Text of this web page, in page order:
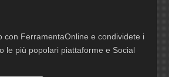
con FerramentaOnline e condividete i
le più popolari piattaforme e Social